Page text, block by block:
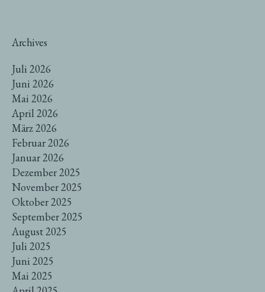
Archives
Juli 2026
Juni 2026
Mai 2026
April 2026
März 2026
Februar 2026
Januar 2026
Dezember 2025
November 2025
Oktober 2025
September 2025
August 2025
Juli 2025
Juni 2025
Mai 2025